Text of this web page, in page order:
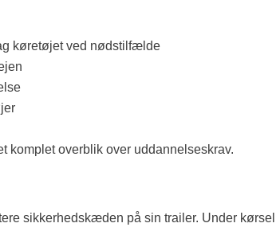
køretøjet ved nødstilfælde
komplet overblik over uddannelseskrav.
sikkerhedskæden på sin trailer. Under kørsel